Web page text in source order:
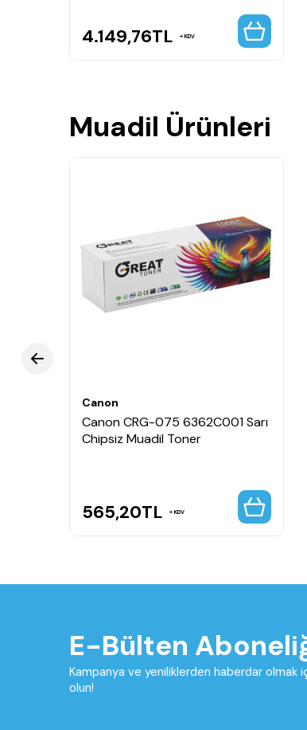
4.149,76TL KDV
Muadil Ürünleri
Canon
Canon CRG-075 6362C001 Sarı
Chipsiz Muadil Toner
565,20TL KDV
E-Bülten
Kampanya ve yeniliklerden haberdar
olun!